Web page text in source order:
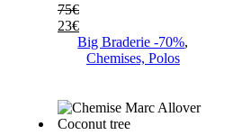
75€
23€
Big Braderie -70%,
Chemises, Polos